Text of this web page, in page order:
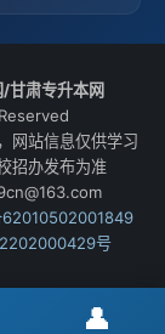
甘肃专升本网
网站信息仅供学习
招办发布为准
62010502001849
号
👤